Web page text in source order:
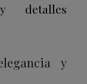
detalles
y